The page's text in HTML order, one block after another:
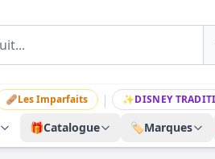
🩹Les Imparfaits | ✨DISNEY
🎁Catalogue 🏷️Marques